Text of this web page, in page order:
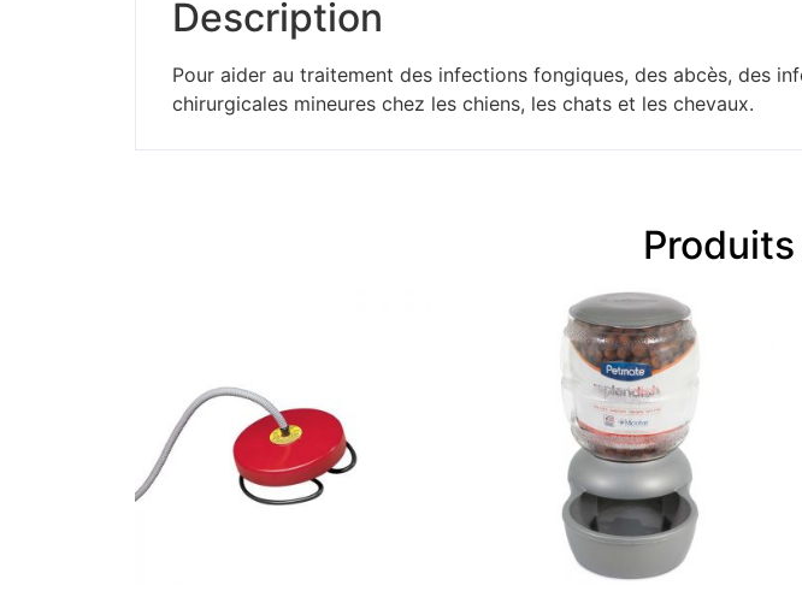
Description
Pour aider au traitement des infections fongiques, des abcès, des
chirurgicales mineures chez les chiens, les chats et les chevaux.